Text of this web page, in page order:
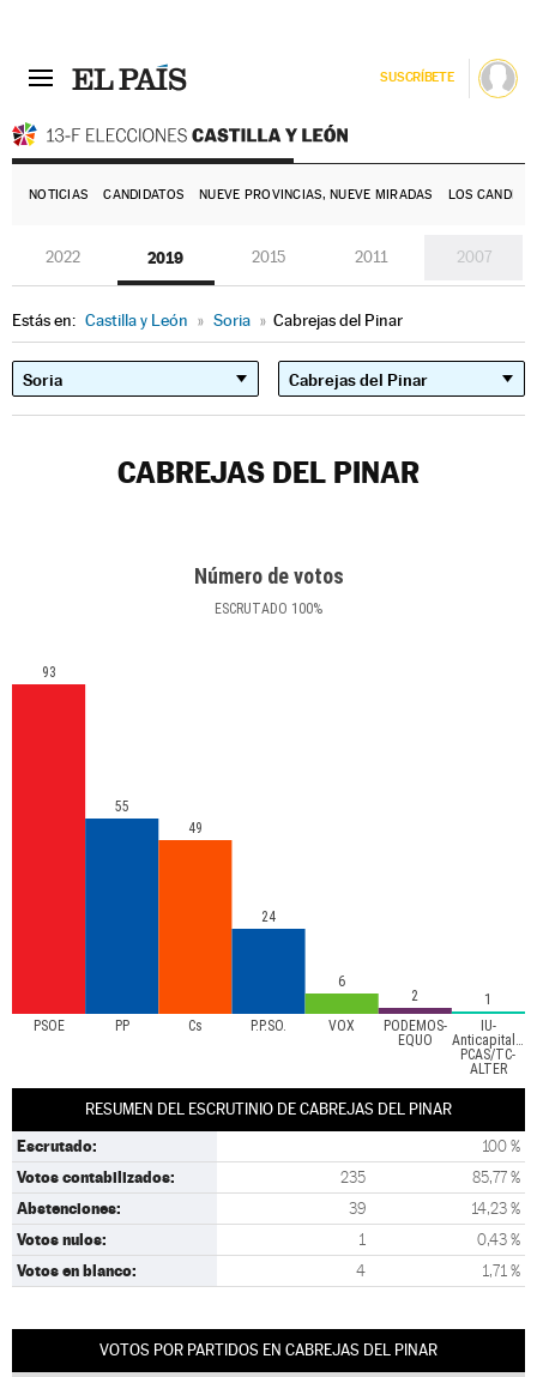
SUSCRÍBETE
NOTICIAS CANDIDATOS NUEVE PROVINCIAS, NUEVE MIRADAS LOS
2022 2019 2015 2011 2007
Estás en: Castilla y León » Soria » Cabrejas del Pinar
CABREJAS DEL PINAR
Número de votos
ESCRUTADO 100%
PSOE PP Cs P.P.SO. VOX
PODEMOS-
EQUO
IU-
PCAS/TC-
ALTER
93
55
49
24
6
2
1
RESUMEN DEL ESCRUTINIO DE CABREJAS DEL PINAR
Escrutado: 100 %
Votos contabilizados: 235 85,77 %
Abstenciones: 39 14,23 %
Votos nulos: 1 0,43 %
Votos en blanco: 4 1,71 %
VOTOS POR PARTIDOS EN CABREJAS DEL PINAR